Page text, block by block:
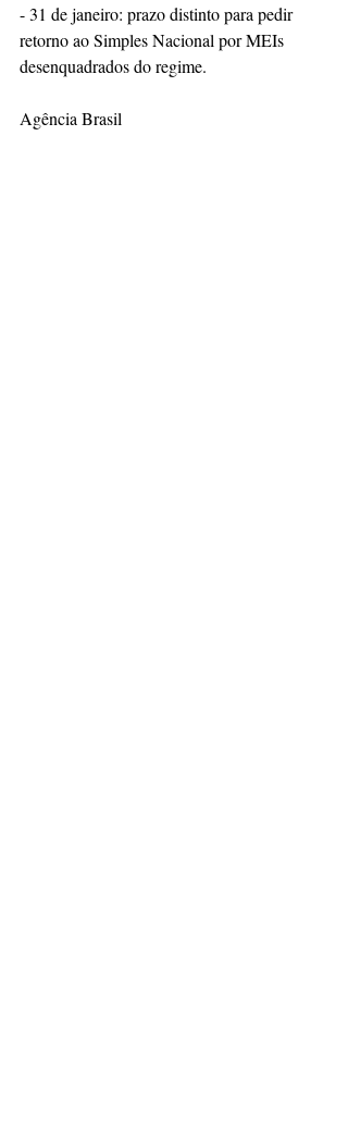
- 31 de janeiro: prazo distinto para pedir
retorno ao Simples Nacional por MEIs
desenquadrados do regime.
Agência Brasil